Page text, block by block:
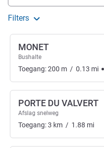
Filters
MONET
Bushalte
Toegang:200 m / 0.13 mi
PORTE DU VALVERT
Afslag snelweg
Toegang:3 km / 1.88 mi